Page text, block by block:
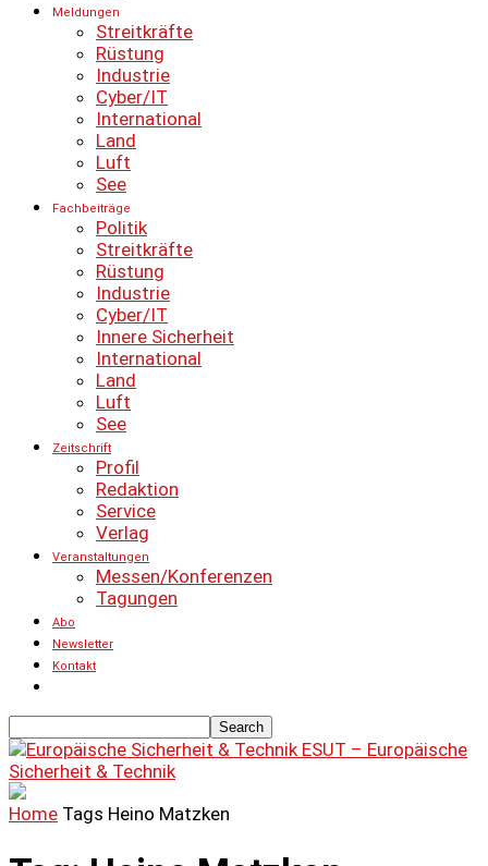
Meldungen
Streitkräfte
Rüstung
Industrie
Cyber/IT
International
Land
Luft
See
Fachbeiträge
Politik
Streitkräfte
Rüstung
Industrie
Cyber/IT
Innere Sicherheit
International
Land
Luft
See
Zeitschrift
Profil
Redaktion
Service
Verlag
Veranstaltungen
Messen/Konferenzen
Tagungen
Abo
Newsletter
Kontakt
ESUT – Europäische
Sicherheit & Technik
Home Tags Heino Matzken